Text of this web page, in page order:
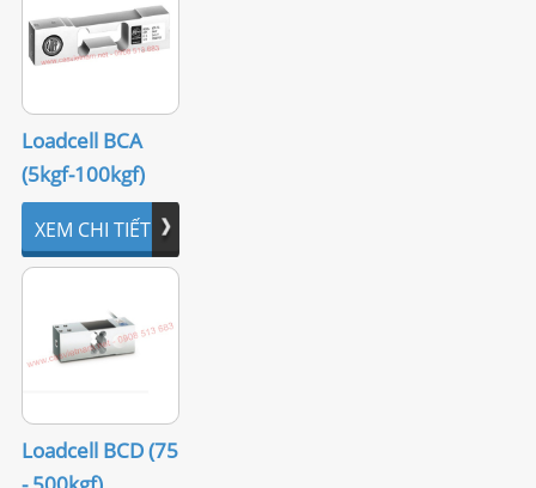
LIÊN HỆ
Loadcell BCA
(5kgf-100kgf)
XEM CHI TIẾT
Loadcell BCD (75